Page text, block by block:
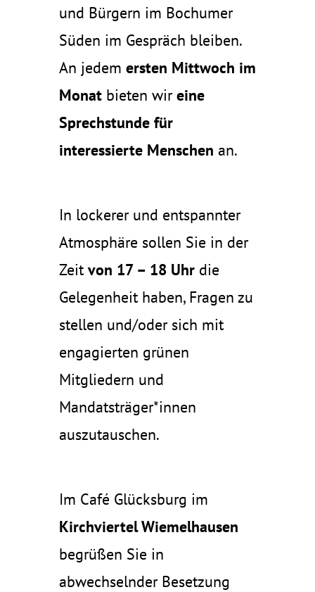
und Bürgern im Bochumer
Süden im Gespräch bleiben.
An jedem ersten Mittwoch im
Monat bieten wireine
Sprechstunde für
interessierte Menschen an.
In lockerer und entspannter
Atmosphäre sollen Sie in der
Zeitvon 17 – 18 Uhr die
Gelegenheit haben, Fragen zu
stellen und/oder sich mit
engagierten grünen
Mitgliedern und
Mandatsträger*innen
auszutauschen.
Im Café Glücksburg im
Kirchviertel Wiemelhausen
begrüßen Sie in
abwechselnder Besetzung